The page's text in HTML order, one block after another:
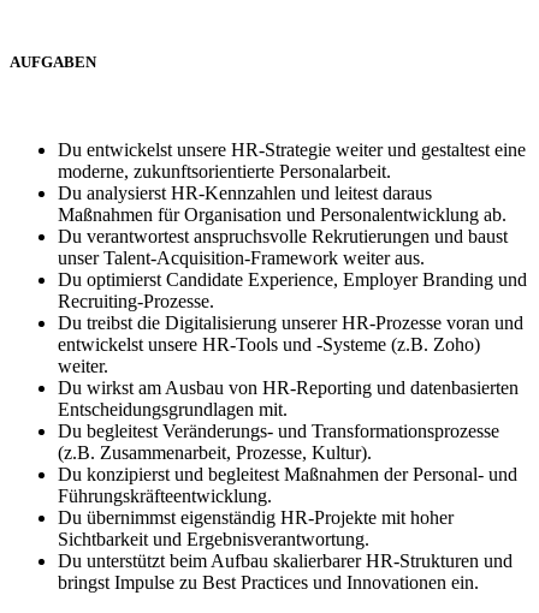
AUFGABEN
Du entwickelst unsere HR‑Strategie weiter und gestaltest eine
moderne, zukunftsorientierte Personalarbeit.
Du analysierst HR‑Kennzahlen und leitest daraus
Maßnahmen für Organisation und Personalentwicklung ab.
Du verantwortest anspruchsvolle Rekrutierungen und baust
unser Talent‑Acquisition‑Framework weiter aus.
Du optimierst Candidate Experience, Employer Branding und
Recruiting‑Prozesse.
Du treibst die Digitalisierung unserer HR‑Prozesse voran und
entwickelst unsere HR‑Tools und ‑Systeme (z.B. Zoho)
weiter.
Du wirkst am Ausbau von HR‑Reporting und datenbasierten
Entscheidungsgrundlagen mit.
Du begleitest Veränderungs‑ und Transformationsprozesse
(z.B. Zusammenarbeit, Prozesse, Kultur).
Du konzipierst und begleitest Maßnahmen der Personal‑ und
Führungskräfteentwicklung.
Du übernimmst eigenständig HR‑Projekte mit hoher
Sichtbarkeit und Ergebnisverantwortung.
Du unterstützt beim Aufbau skalierbarer HR‑Strukturen und
bringst Impulse zu Best Practices und Innovationen ein.